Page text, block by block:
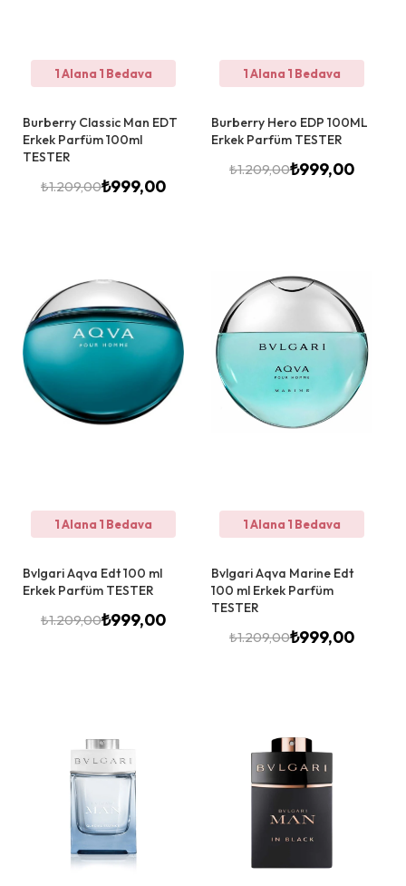
1 Alana 1 Bedava
Burberry Classic Man EDT
Erkek Parfüm 100ml
TESTER
₺1.209,00₺999,00
1 Alana 1 Bedava
Burberry Hero EDP 100ML
Erkek Parfüm TESTER
₺1.209,00₺999,00
1 Alana 1 Bedava
Bvlgari Aqva Edt 100 ml
Erkek Parfüm TESTER
₺1.209,00₺999,00
1 Alana 1 Bedava
Bvlgari Aqva Marine Edt
100 ml Erkek Parfüm
TESTER
₺1.209,00₺999,00